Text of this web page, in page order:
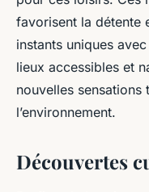
favorisent la détente
instants uniques
lieux accessibles et
nouvelles sensations
l’environnement.
Découvertes